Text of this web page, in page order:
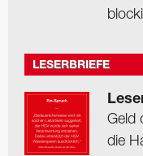
LESERBRIEFE
Geld
die